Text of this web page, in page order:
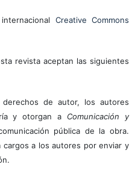
Creative Commons
revista aceptan las siguientes
de autor, los autores
y otorgan a Comunicación y
pública de la obra.
cargos a los autores por enviar y